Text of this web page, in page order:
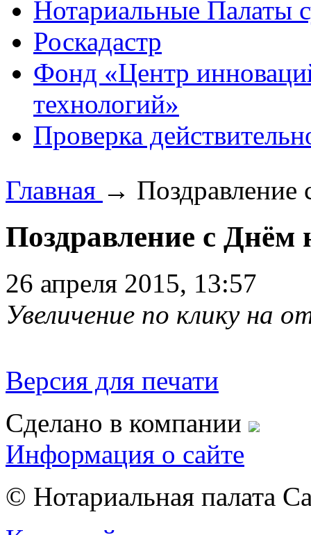
Нотариальные Палаты
Роскадастр
Фонд «Центр
технологий»
Проверка
Главная → Поздравление
Поздравление с Днём
26 апреля 2015, 13:57
Увеличение по клику на
Версия для печати
Сделано в компании
Информация о сайте
© Нотариальная палата